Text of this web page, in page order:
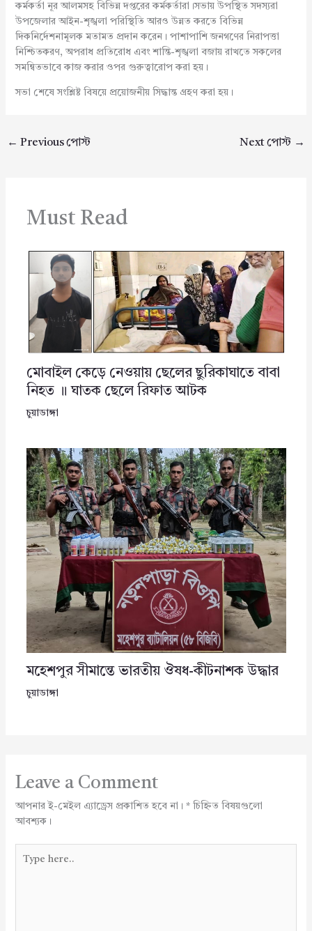
কর্মকর্তা নূর আলমসহ বিভিন্ন দপ্তরের কর্মকর্তারা।সভায় উপস্থিত সদস্যরা
উপজেলার আইন-শৃঙ্খলা পরিস্থিতি আরও উন্নত করতে বিভিন্ন
দিকনির্দেশনামূলক মতামত প্রদান করেন। পাশাপাশি জনগণের নিরাপত্তা
নিশ্চিতকরণ, অপরাধ প্রতিরোধ এবং শান্তি-শৃঙ্খলা বজায় রাখতে সকলের
সমন্বিতভাবে কাজ করার ওপর গুরুত্বারোপ করা হয়।
সভা শেষে সংশ্লিষ্ট বিষয়ে প্রয়োজনীয় সিদ্ধান্ত গ্রহণ করা হয়।
← Previous পোস্ট Next পোস্ট →
Must Read
মোবাইল কেড়ে নেওয়ায় ছেলের ছুরিকাঘাতে বাবা
নিহত ॥ ঘাতক ছেলে রিফাত আটক
চুয়াডাঙ্গা
মহেশপুর সীমান্তে ভারতীয় ঔষধ-কীটনাশক উদ্ধার
চুয়াডাঙ্গা
Leave a Comment
আপনার ই-মেইল এ্যাড্রেস প্রকাশিত হবে না। *চিহ্নিত বিষয়গুলো
আবশ্যক।
here..